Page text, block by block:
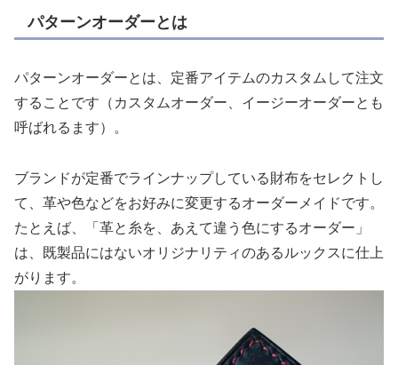
パターンオーダーとは
パターンオーダーとは、定番アイテムのカスタムして注文
することです（カスタムオーダー、イージーオーダーとも
呼ばれるます）。
ブランドが定番でラインナップしている財布をセレクトし
て、革や色などをお好みに変更するオーダーメイドです。
たとえば、「革と糸を、あえて違う色にするオーダー」
は、既製品にはないオリジナリティのあるルックスに仕上
がります。